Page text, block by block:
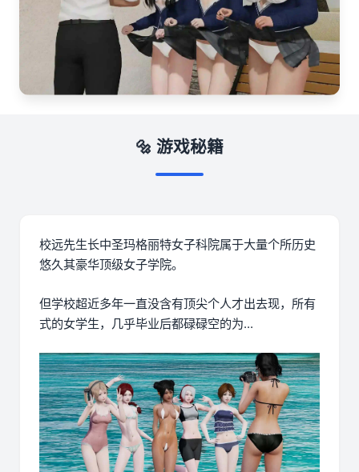
🔩 游戏秘籍
校远先生长中圣玛格丽特女子科院属于大量个所历史
悠久其豪华顶级女子学院。
但学校超近多年一直没含有顶尖个人才出去现，所有
式的女学生，几乎毕业后都碌碌空的为...